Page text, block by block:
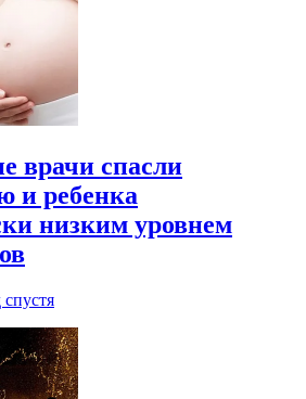
врачи спасли
и ребенка
низким уровнем
спустя